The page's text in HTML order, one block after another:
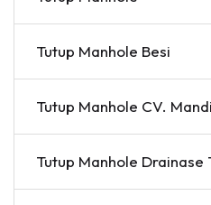
Tutup Manhole Besi
Tutup Manhole CV.
Tutup Manhole Drainase